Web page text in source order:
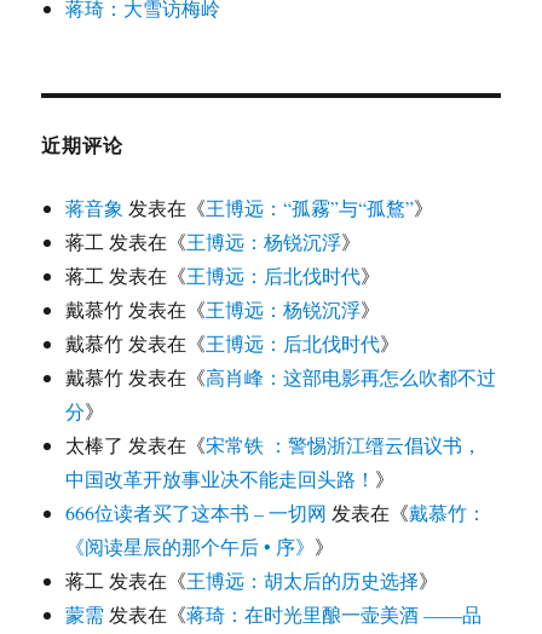
蒋琦：大雪访梅岭
近期评论
蒋音象 发表在《王博远：“孤霧”与“孤鶩”》
蒋工发表在《王博远：杨锐沉浮》
蒋工发表在《王博远：后北伐时代》
戴慕竹发表在《王博远：杨锐沉浮》
戴慕竹发表在《王博远：后北伐时代》
戴慕竹发表在《高肖峰：这部电影再怎么吹都不过
分》
太棒了 发表在《宋常铁 ：警惕浙江缙云倡议书，
中国改革开放事业决不能走回头路！ 》
666位读者买了这本书 – 一切网 发表在《戴慕竹：
《阅读星辰的那个午后 • 序》 》
蒋工发表在《王博远：胡太后的历史选择》
蒙需发表在《蒋琦：在时光里酿一壶美酒 ——品